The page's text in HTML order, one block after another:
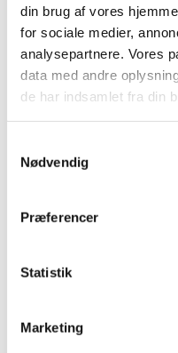
din brug af vores
for sociale medier,
analysepartnere. Vores
data med andre
de har indsamlet fra din
Nødvendig
Præferencer
Statistik
Marketing